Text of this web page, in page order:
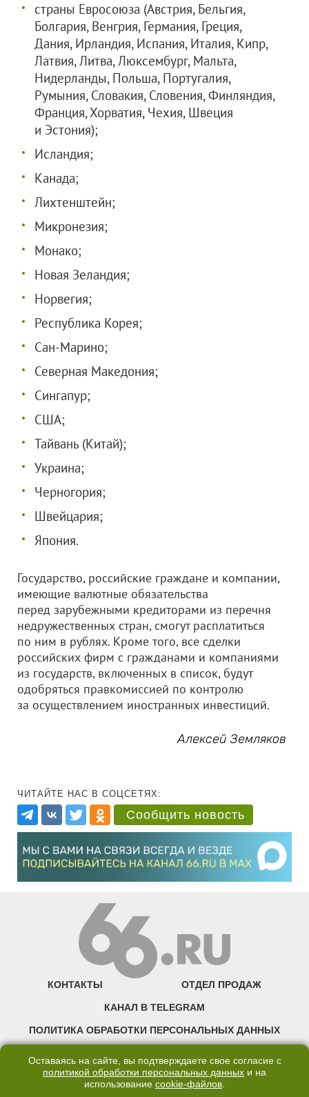
страны Евросоюза (Австрия, Бельгия,
Болгария, Венгрия, Германия, Греция,
Дания, Ирландия, Испания, Италия, Кипр,
Латвия, Литва, Люксембург, Мальта,
Нидерланды, Польша, Португалия,
Румыния, Словакия, Словения, Финляндия,
Франция, Хорватия, Чехия, Швеция
и Эстония);
Исландия;
Канада;
Лихтенштейн;
Микронезия;
Монако;
Новая Зеландия;
Норвегия;
Республика Корея;
Сан-Марино;
Северная Македония;
Сингапур;
США;
Тайвань (Китай);
Украина;
Черногория;
Швейцария;
Япония.
Государство, российские граждане и компании,
имеющие валютные обязательства
перед зарубежными кредиторами из перечня
недружественных стран, смогут расплатиться
по ним в рублях. Кроме того, все сделки
российских фирм с гражданами и компаниями
из государств, включенных в список, будут
одобряться правкомиссией по контролю
за осуществлением иностранных инвестиций.
Алексей Земляков
ЧИТАЙТЕ НАС В СОЦСЕТЯХ:
Сообщить новость
КОНТАКТЫ ОТДЕЛ ПРОДАЖ
КАНАЛ В TELEGRAM
ПОЛИТИКА ОБРАБОТКИ ПЕРСОНАЛЬНЫХ ДАННЫХ
©2007—2025 66.RU. Воспроизведение, сообщение, доведение до всеобщего
Оставаясь на сайте, вы подтверждаете свое согласие с
политикой обработки персональных данных и на
использование cookie-файлов.